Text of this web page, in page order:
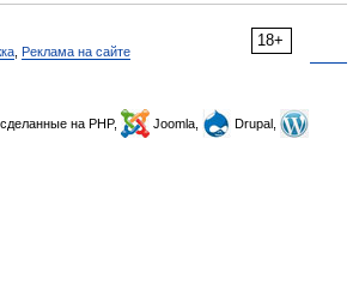
18+
Реклама на сайте
, сделанные на PHP, Joomla,
Drupal,